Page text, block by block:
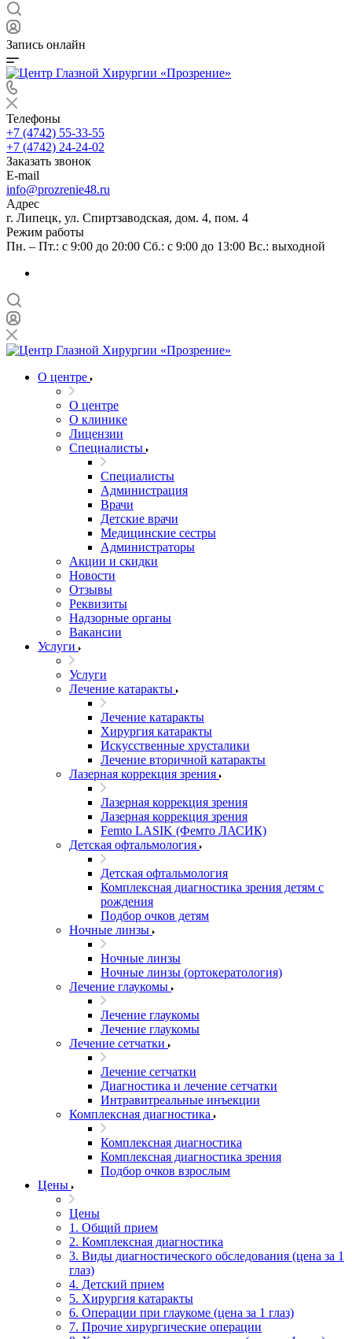
Запись онлайн
Телефоны
+7 (4742) 55-33-55
+7 (4742) 24-24-02
Заказать звонок
E-mail
info@prozrenie48.ru
Адрес
г. Липецк, ул. Спиртзаводская, дом. 4, пом. 4
Режим работы
Пн. – Пт.: с 9:00 до 20:00 Сб.: с 9:00 до 13:00 Вс.: выходной
О центре
О центре
О клинике
Лицензии
Специалисты
Специалисты
Администрация
Врачи
Детские врачи
Медицинские сестры
Администраторы
Акции и скидки
Новости
Отзывы
Реквизиты
Надзорные органы
Вакансии
Услуги
Услуги
Лечение катаракты
Лечение катаракты
Хирургия катаракты
Искусственные хрусталики
Лечение вторичной катаракты
Лазерная коррекция зрения
Лазерная коррекция зрения
Лазерная коррекция зрения
Femto LASIK (Фемто ЛАСИК)
Детская офтальмология
Детская офтальмология
Комплексная диагностика зрения детям c
рождения
Подбор очков детям
Ночные линзы
Ночные линзы
Ночные линзы (ортокератология)
Лечение глаукомы
Лечение глаукомы
Лечение глаукомы
Лечение сетчатки
Лечение сетчатки
Диагностика и лечение сетчатки
Интравитреальные инъекции
Комплексная диагностика
Комплексная диагностика
Комплексная диагностика зрения
Подбор очков взрослым
Цены
Цены
1. Общий прием
2. Комплексная диагностика
3. Виды диагностического обследования (цена за 1
глаз)
4. Детский прием
5. Хирургия катаракты
6. Операции при глаукоме (цена за 1 глаз)
7. Прочие хирургические операции